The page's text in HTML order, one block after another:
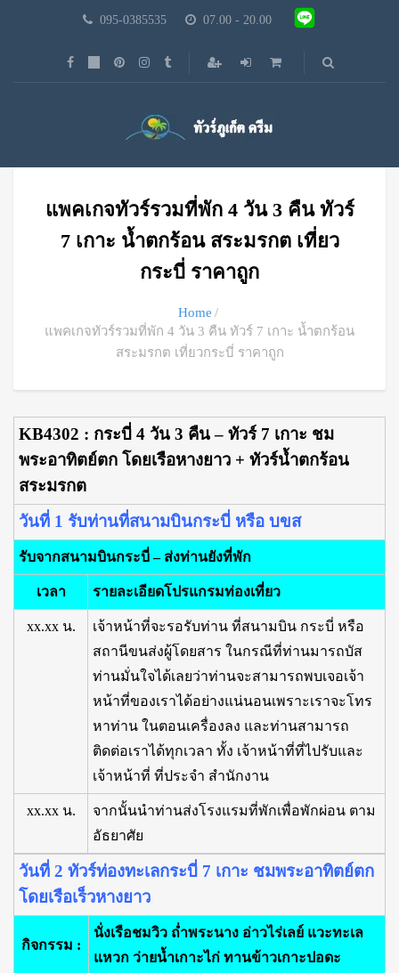
095-0385535 07.00 - 20.00
แพคเกจทัวร์รวมที่พัก 4 วัน 3 คืน ทัวร์
7 เกาะ น้ำตกร้อน สระมรกต เที่ยว
กระบี่ ราคาถูก
Home
แพคเกจทัวร์รวมที่พัก 4 วัน 3 คืน ทัวร์ 7 เกาะ น้ำตกร้อน
สระมรกต เที่ยวกระบี่ ราคาถูก
KB4302 : กระบี่ 4 วัน 3 คืน – ทัวร์ 7 เกาะ ชม
พระอาทิตย์ตก โดยเรือหางยาว + ทัวร์น้ำตกร้อน
สระมรกต
วันที่ 1 รับท่านที่สนามบินกระบี่ หรือ บขส
รับจากสนามบินกระบี่ – ส่งท่านยังที่พัก
เวลา รายละเอียดโปรแกรมท่องเที่ยว
xx.xx น.
เจ้าหน้าที่จะรอรับท่าน ที่สนามบิน กระบี่ หรือ
สถานีขนส่งผู้โดยสาร ในกรณีที่ท่านมารถบัส
ท่านมั่นใจได้เลยว่าท่านจะสามารถพบเจอเจ้า
หน้าที่ของเราได้อย่างแน่นอนเพราะเราจะโทร
หาท่าน ในตอนเครื่องลง และท่านสามารถ
ติดต่อเราได้ทุกเวลา ทั้ง เจ้าหน้าที่ที่ไปรับและ
เจ้าหน้าที่ ที่ประจำ สำนักงาน
xx.xx น.
จากนั้นนำท่านส่งโรงแรมที่พักเพื่อพักผ่อน ตาม
อัธยาศัย
วันที่ 2 ทัวร์ท่องทะเลกระบี่ 7 เกาะ ชมพระอาทิตย์ตก
โดยเรือเร็วหางยาว
กิจกรรม :
นั่งเรือชมวิว ถ่ำพระนาง อ่าวไร่เลย์ แวะทะเล
แหวก ว่ายน้ำเกาะไก่ ทานข้าวเกาะปอดะ